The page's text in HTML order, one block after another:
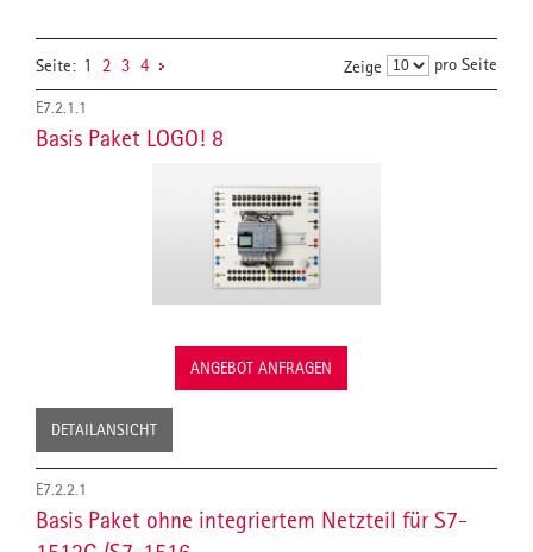
Seite: 1 2 3 4 Zeige pro Seite
E7.2.1.1
Basis Paket LOGO! 8
ANGEBOT ANFRAGEN
DETAILANSICHT
E7.2.2.1
Basis Paket ohne integriertem Netzteil für S7-